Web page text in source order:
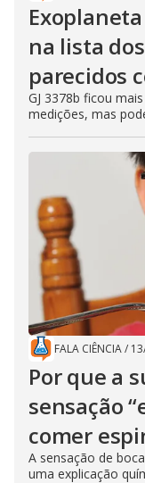
na lista
parecidos
GJ 3378b ficou
medições, mas
FALA CIÊNCIA/
Por que a
sensação
comer
A sensação de
uma explicação